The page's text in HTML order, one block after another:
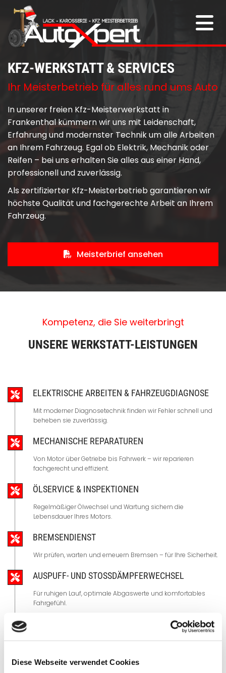
Diese Webseite verwendet Cookies
KFZ-WERKSTATT & SERVICES
Ihr Meisterbetrieb für alles rund ums Auto
In unserer freien Kfz-Meisterwerkstatt in
Frankenthal kümmern wir uns mit Leidenschaft,
Erfahrung und modernster Technik um alle Arbeiten
an Ihrem Fahrzeug. Egal ob Elektrik, Mechanik oder
Reifen – bei uns erhalten Sie alles aus einer Hand,
professionell und zuverlässig.
Als zertifizierter Kfz-Meisterbetrieb garantieren wir
höchste Qualität und fachgerechte Arbeit an Ihrem
Fahrzeug.
Meisterbrief ansehen
Kompetenz, die Sie weiterbringt
UNSERE WERKSTATT-LEISTUNGEN
ELEKTRISCHE ARBEITEN & FAHRZEUGDIAGNOSE
Mit moderner Diagnosetechnik finden wir Fehler schnell und
beheben sie zuverlässig.
MECHANISCHE REPARATUREN
Von Motor über Getriebe bis Fahrwerk – wir reparieren
fachgerecht und effizient.
ÖLSERVICE & INSPEKTIONEN
Regelmäßiger Ölwechsel und Wartung sichern die
Lebensdauer Ihres Motors.
BREMSENDIENST
Wir prüfen, warten und erneuern Bremsen – für Ihre Sicherheit.
AUSPUFF- UND STOSSDÄMPFERWECHSEL
Für ruhigen Lauf, optimale Abgaswerte und komfortables
Fahrgefühl.
HAUPT- UND ABGASUNTERSUCHUNGEN
Hauptuntersuchung direkt bei uns – inklusive gründlicher